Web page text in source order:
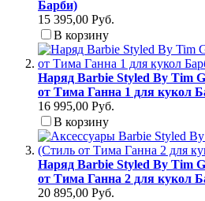
Барби)
15 395,00 Руб.
В корзину
Наряд Barbie Styled By Tim
от Тима Ганна 1 для кукол
16 995,00 Руб.
В корзину
Наряд Barbie Styled By Tim
от Тима Ганна 2 для кукол
20 895,00 Руб.